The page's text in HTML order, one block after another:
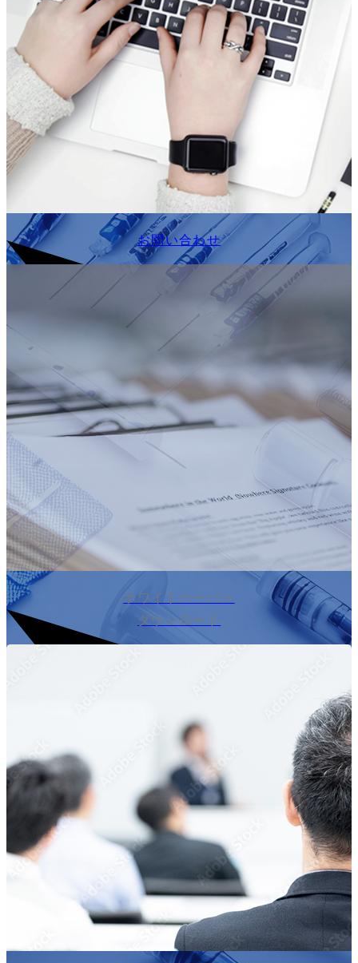
お問い合わせ
ホワイトペーパー
ダウンロード